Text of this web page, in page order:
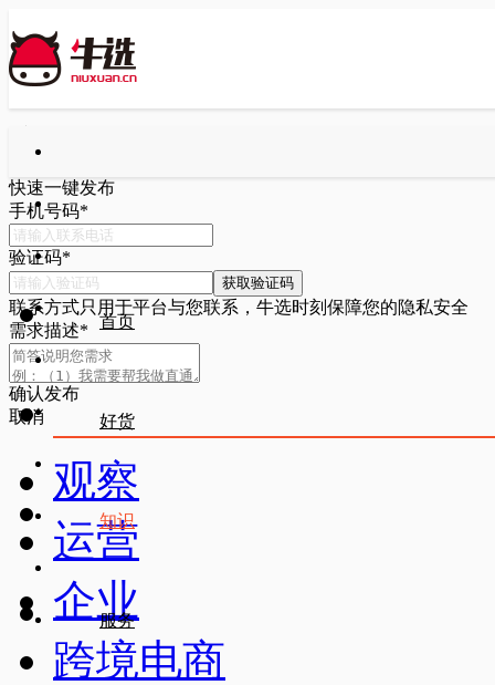
首页
好货
知识
服务
快速一键发布
手机号码*
验证码*
获取验证码
联系方式只用于平台与您联系，牛选时刻保障您的隐私安全
需求描述*
确认发布
取消
观察
运营
企业
跨境电商